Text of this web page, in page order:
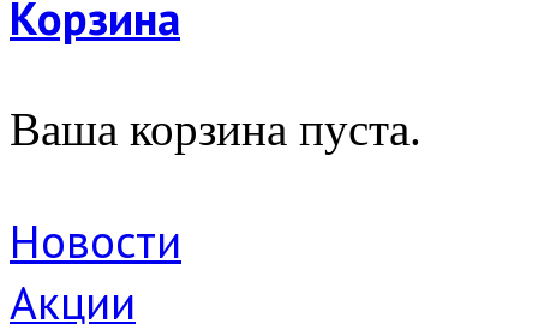
Корзина
Ваша корзина пуста.
Новости
Акции